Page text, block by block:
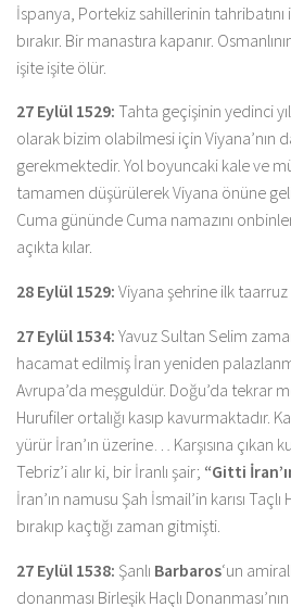
İspanya, Portekiz sahillerinin tahribatını
bırakır. Bir manastıra kapanır.
işite işite ölür.
27 Eylül 1529: Tahta geçişinin yedinci
olarak bizim olabilmesi için Viyana’nın
gerekmektedir. Yol boyuncaki kale ve
tamamen düşürülerek Viyana önüne
Cuma gününde Cuma namazını
açıkta kılar.
28 Eylül 1529: Viyana şehrine ilk taarruz
27 Eylül 1534: Yavuz Sultan Selim
hacamat edilmiş İran yeniden
Avrupa’da meşguldür. Doğu’da tekrar
Hurufiler ortalığı kasıp kavurmaktadır.
yürür İran’ın üzerine… Karşısına çıkan
Tebriz’i alır ki, bir İranlı şair; “Gitti
İran’ın namusu Şah İsmail’in karısı Taçlı
bırakıp kaçtığı zaman gitmişti.
27 Eylül 1538: Şanlı Barbaros‘un
donanması Birleşik Haçlı